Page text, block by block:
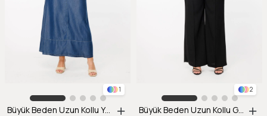
1
Büyük Beden Uzun Kollu Yanı Yırtmaçlı Gömlek-KEMIK
2